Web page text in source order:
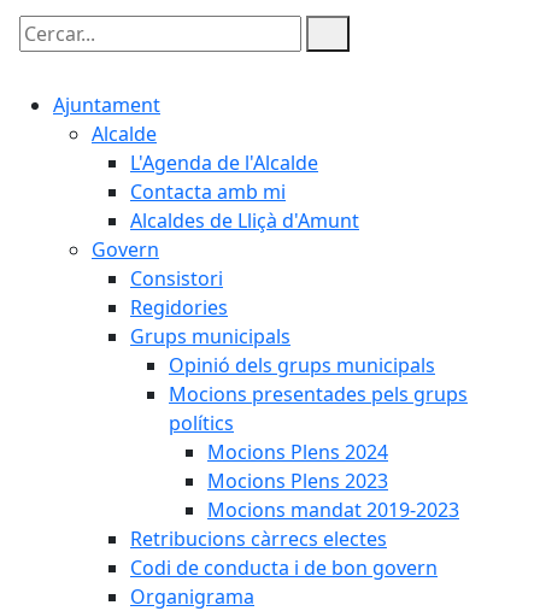
Cercar:
Ajuntament
Alcalde
L'Agenda de l'Alcalde
Contacta amb mi
Alcaldes de Lliçà d'Amunt
Govern
Consistori
Regidories
Grups municipals
Opinió dels grups municipals
Mocions presentades pels grups
polítics
Mocions Plens 2024
Mocions Plens 2023
Mocions mandat 2019-2023
Retribucions càrrecs electes
Codi de conducta i de bon govern
Organigrama